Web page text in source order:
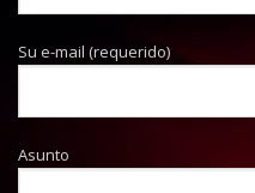
Su e-mail (requerido)
Asunto